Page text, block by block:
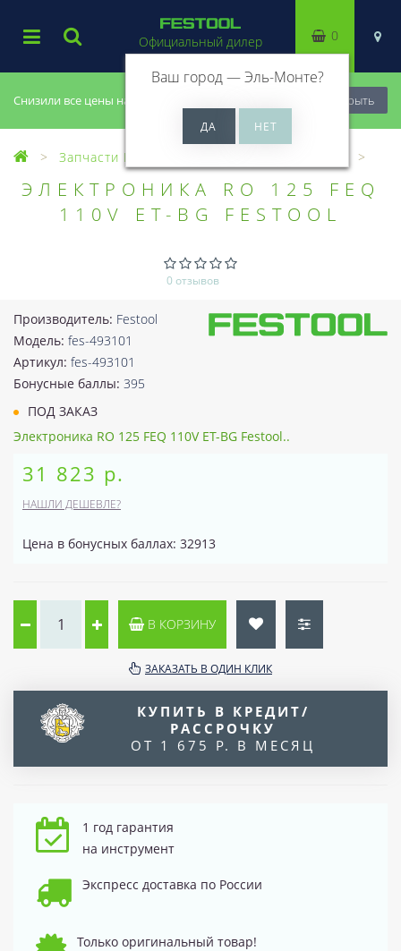
Снизили все цены на 20%, успей купить! Закрыть
Официальный дилер
Ваш город —Эль-Монте?
0
Запчасти Festool
ЭЛЕКТРОНИКА RO 125 FEQ
110V ET-BG FESTOOL
0 отзывов
Производитель: Festool
Модель: fes-493101
Артикул: fes-493101
Бонусные баллы: 395
ПОД ЗАКАЗ
Электроника RO 125 FEQ 110V ET-BG Festool..
31 823 р.
НАШЛИ ДЕШЕВЛЕ?
Цена в бонусных баллах: 32913
В КОРЗИНУ
ЗАКАЗАТЬ В ОДИН КЛИК
КУПИТЬ В КРЕДИТ/
РАССРОЧКУ
ОТ 1 675 Р. В МЕСЯЦ
1 год гарантия
на инструмент
Экспресс доставка по России
Только оригинальный товар!